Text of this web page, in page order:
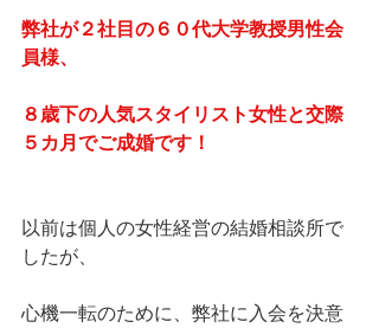
弊社が２社目の６０代大学教授男性会
員様、
８歳下の人気スタイリスト女性と交際
５カ月でご成婚です！
以前は個人の女性経営の結婚相談所で
したが、
心機一転のために、弊社に入会を決意